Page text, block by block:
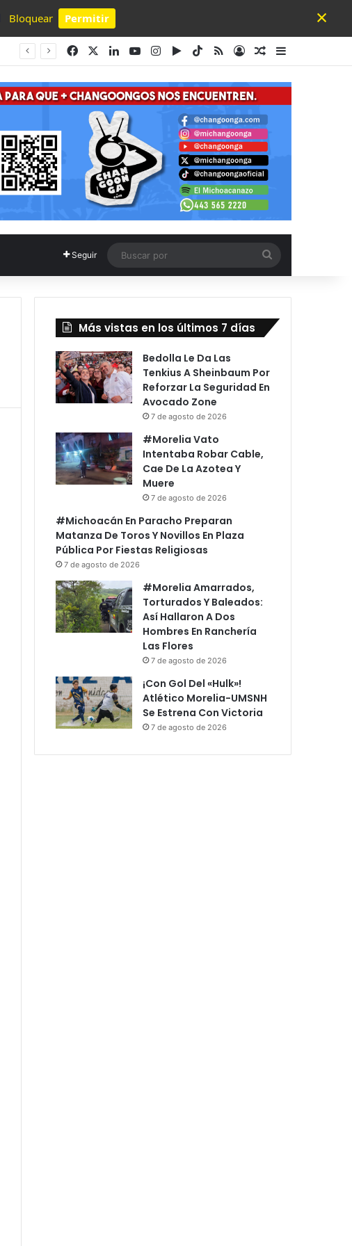
Bloquear Permitir
Powered by SendPulse
×
FacebookLinkedInYouTubeInstagram
Google Play
TikTok
RSS AccesoPublicación al
Seguir
por
Más vistas en los últimos 7 días
Bedolla Le Da Las
Tenkius A Sheinbaum Por
Reforzar La Seguridad En
Avocado Zone
7 de agosto de 2026
#Morelia Vato
Intentaba Robar Cable,
Cae De La Azotea Y
Muere
7 de agosto de 2026
#Michoacán En Paracho Preparan
Matanza De Toros Y Novillos En Plaza
Pública Por Fiestas Religiosas
7 de agosto de 2026
#Morelia Amarrados,
Torturados Y Baleados:
Así Hallaron A Dos
Hombres En Ranchería
Las Flores
7 de agosto de 2026
¡Con Gol Del «Hulk»!
Atlético Morelia-UMSNH
Se Estrena Con Victoria
7 de agosto de 2026